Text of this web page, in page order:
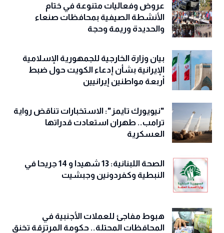
عروض وفعاليات متنوعة في ختام
الأنشطة الصيفية بمحافظات صنعاء
والحديدة وريمة وحجة
‏بيان وزارة الخارجية للجمهورية الإسلامية
الإيرانية بشأن إدعاء الكويت حول ضبط
أربعة مواطنين إيرانيين
"نيويورك تايمز": الاستخبارات تناقض رواية
ترامب.. طهران استعادت قدراتها
العسكرية
الصحة اللبنانية: 13 شهيدا و 14 جريحا في
النبطية وكفردونين وجبشيت
هبوط مفاجئ للعملات الأجنبية في
المحافظات المحتلة.. حكومة المرتزقة تخنق